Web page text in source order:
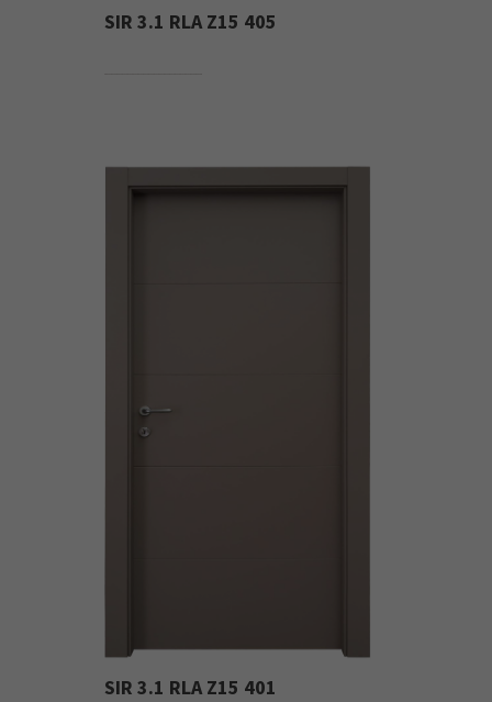
SIR 3.1 RLA Z15 405
SIR 3.1 RLA Z15 401